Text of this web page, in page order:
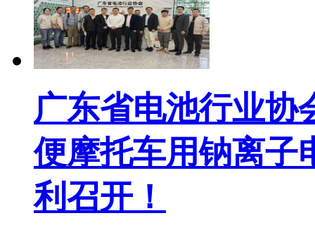
广东省电池行业协
便摩托车用钠离子
利召开！